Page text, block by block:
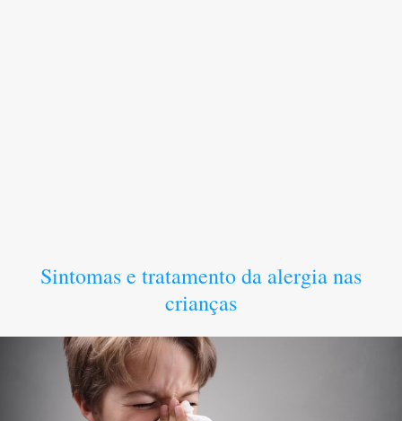
Sintomas e tratamento da alergia nas
crianças